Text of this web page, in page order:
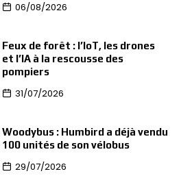
06/08/2026
Feux de forêt : l’IoT, les drones
et l’IA à la rescousse des
pompiers
31/07/2026
Woodybus : Humbird a déjà vendu
100 unités de son vélobus
29/07/2026